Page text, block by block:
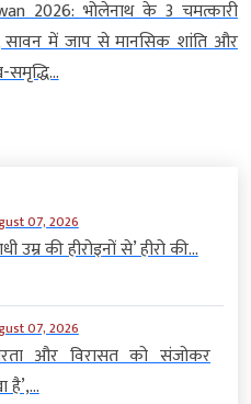
2026: भोलेनाथ के 3 चमत्कारी
सावन में जाप से मानसिक शांति और
07, 2026
उम्र की हीरोइनों से’ हीरो की...
07, 2026
और विरासत को संजोकर
है’,...